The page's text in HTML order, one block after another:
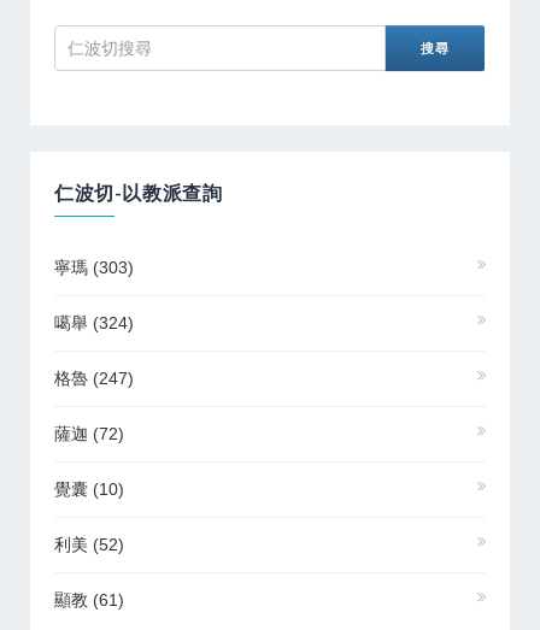
仁波切-以教派查詢
寧瑪 (303)
噶舉 (324)
格魯 (247)
薩迦 (72)
覺囊 (10)
利美 (52)
顯教 (61)